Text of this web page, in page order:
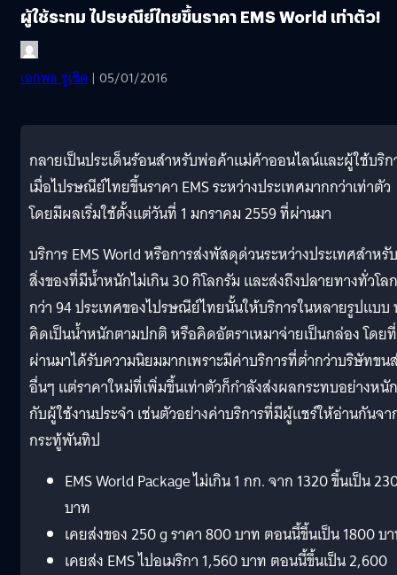
ผู้ใช้ระทม ไปรษณีย์ไทยขึ้นราคา EMS World เท่าตัว!
เอกพล ชูเชิด | 05/01/2016
กลายเป็นประเด็นร้อนสำหรับพ่อค้าแม่ค้าออนไลน์และผู้ใช้บริก
เมื่อไปรษณีย์ไทยขึ้นราคา EMS ระหว่างประเทศมากกว่าเท่าตัว
โดยมีผลเริ่มใช้ตั้งแต่วันที่ 1 มกราคม 2559 ที่ผ่านมา
บริการ EMS World หรือการส่งพัสดุด่วนระหว่างประเทศสำหรับ
สิ่งของที่มีน้ำหนักไม่เกิน 30 กิโลกรัม และส่งถึงปลายทางทั่วโลก
กว่า 94 ประเทศของไปรษณีย์ไทยนั้นให้บริการในหลายรูปแบบ
คิดเป็นน้ำหนักตามปกติ หรือคิดอัตราเหมาจ่ายเป็นกล่อง โดยที่
ผ่านมาได้รับความนิยมมากเพราะมีค่าบริการที่ต่ำกว่าบริษัทขน
อื่นๆ แต่ราคาใหม่ที่เพิ่มขึ้นเท่าตัวก็กำลังส่งผลกระทบอย่างหนัก
กับผู้ใช้งานประจำ เช่นตัวอย่างค่าบริการที่มีผู้แชร์ให้อ่านกันจา
กระทู้พันทิป
EMS World Package ไม่เกิน 1 กก. จาก 1320 ขึ้นเป็น
บาท
เคยส่งของ 250 g ราคา 800 บาท ตอนนี้ขึ้นเป็น 1800 บ
เคยส่ง EMS ไปอเมริกา 1,560 บาท ตอนนี้ขึ้นเป็น 2,600